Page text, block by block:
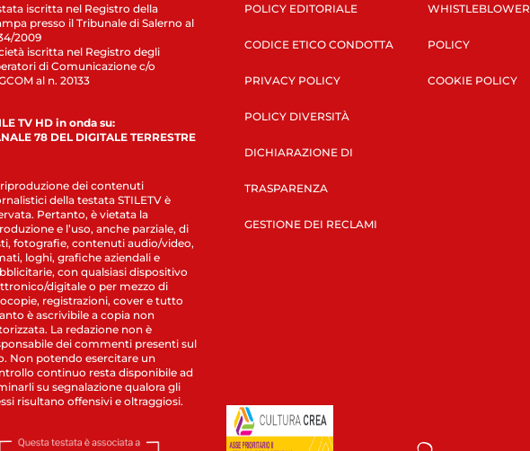
iscritta nel Registro della
presso il Tribunale di Salerno al
2009
iscritta nel Registro degli
di Comunicazione c/o
al n. 20133
TV HD in onda su:
78 DEL DIGITALE TERRESTRE
riproduzione dei contenuti
della testata STILETV è
Pertanto, è vietata la
e l’uso, anche parziale, di
fotografie, contenuti audio/video,
loghi, grafiche aziendali e
con qualsiasi dispositivo
digitale o per mezzo di
registrazioni, cover e tutto
è ascrivibile a copia non
La redazione non è
dei commenti presenti sul
Non potendo esercitare un
continuo resta disponibile ad
su segnalazione qualora gli
risultano offensivi e oltraggiosi.
POLICY EDITORIALE
CODICE ETICO CONDOTTA
PRIVACY POLICY
POLICY DIVERSITÀ
DICHIARAZIONE DI
TRASPARENZA
GESTIONE DEI RECLAMI
WHISTLEBLOWER
POLICY
COOKIE POLICY